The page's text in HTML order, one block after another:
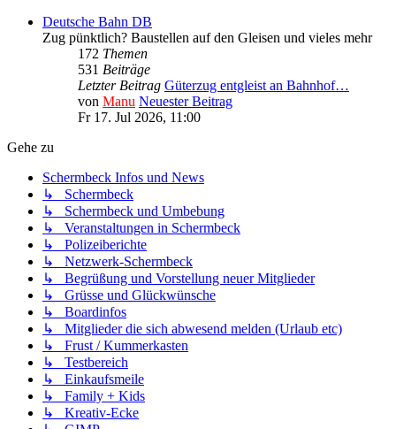
Deutsche Bahn DB
Zug pünktlich? Baustellen auf den Gleisen und vieles mehr
172 Themen
531 Beiträge
Letzter Beitrag Güterzug entgleist an Bahnhof…
von Manu Neuester Beitrag
Fr 17. Jul 2026, 11:00
Gehe zu
Schermbeck Infos und News
↳ Schermbeck
↳ Schermbeck und Umbebung
↳ Veranstaltungen in Schermbeck
↳ Polizeiberichte
↳ Netzwerk-Schermbeck
↳ Begrüßung und Vorstellung neuer Mitglieder
↳ Grüsse und Glückwünsche
↳ Boardinfos
↳ Mitglieder die sich abwesend melden (Urlaub etc)
↳ Frust / Kummerkasten
↳ Testbereich
↳ Einkaufsmeile
↳ Family + Kids
↳ Kreativ-Ecke